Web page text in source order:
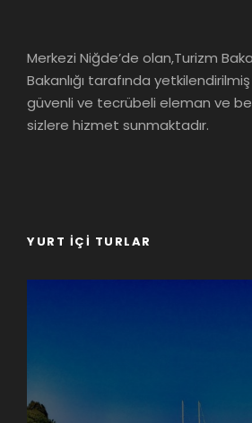
Merkezi Niğde’de olan,Turizm
Bakanlığı tarafında
güvenli ve tecrübeli eleman ve
sizlere hizmet sunmaktadır.
YURT İÇI TURLAR